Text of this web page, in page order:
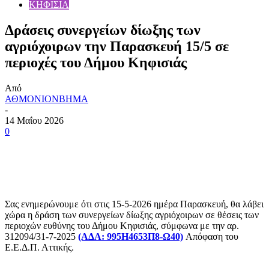
ΚΗΦΙΣΙΑ
Δράσεις συνεργείων δίωξης των
αγριόχοιρων την Παρασκευή 15/5 σε
περιοχές του Δήμου Κηφισιάς
Από
ΑΘΜΟΝΙΟΝΒΗΜΑ
-
14 Μαΐου 2026
0
Σας ενημερώνουμε ότι στις 15-5-2026 ημέρα Παρασκευή, θα λάβει
χώρα η δράση των συνεργείων δίωξης αγριόχοιρων σε θέσεις των
περιοχών ευθύνης του Δήμου Κηφισιάς, σύμφωνα με την αρ.
312094/31-7-2025 (ΑΔΑ: 995Η4653Π8-Ω40) Απόφαση του
Ε.Ε.Δ.Π. Αττικής.